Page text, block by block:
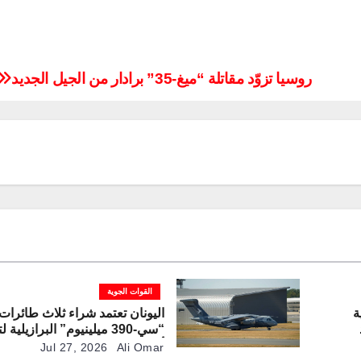
روسيا تزوّد مقاتلة “ميغ-35” برادار من الجيل الجديد
القوات الجوية
اليونان تعتمد شراء ثلاث طائرات
“سي-390 ميلينيوم”
أسطول النقل العسكري
Jul 27, 2026 Ali Omar